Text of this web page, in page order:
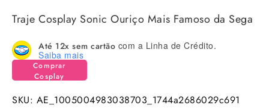
Traje Cosplay Sonic Ouriço Mais Famoso da Sega
Até 12x sem cartão com a Linha de Crédito.
Saiba mais
Comprar
Cosplay
SKU: AE_1005004983038703_1744a2686029c691